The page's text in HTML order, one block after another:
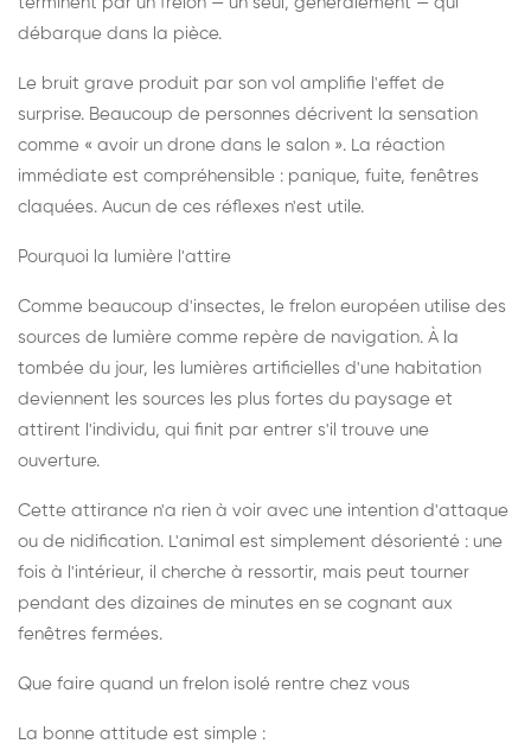
débarque dans la pièce.
Le bruit grave produit par son vol amplifie l'effet de
surprise. Beaucoup de personnes décrivent la sensation
comme « avoir un drone dans le salon ». La réaction
immédiate est compréhensible : panique, fuite, fenêtres
claquées. Aucun de ces réflexes n'est utile.
Pourquoi la lumière l'attire
Comme beaucoup d'insectes, le frelon européen utilise des
sources de lumière comme repère de navigation. À la
tombée du jour, les lumières artificielles d'une habitation
deviennent les sources les plus fortes du paysage et
attirent l'individu, qui finit par entrer s'il trouve une
ouverture.
Cette attirance n'a rien à voir avec une intention d'attaque
ou de nidification. L'animal est simplement désorienté : une
fois à l'intérieur, il cherche à ressortir, mais peut tourner
pendant des dizaines de minutes en se cognant aux
fenêtres fermées.
Que faire quand un frelon isolé rentre chez vous
La bonne attitude est simple :